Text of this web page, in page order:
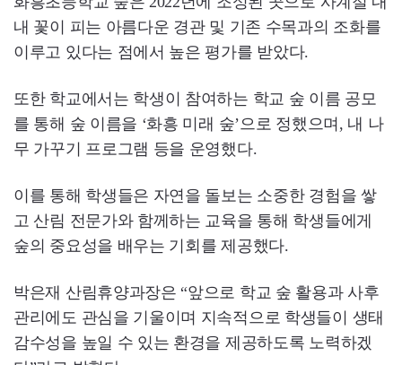
내 꽃이 피는 아름다운 경관 및 기존 수목과의 조화를
이루고 있다는 점에서 높은 평가를 받았다.
또한 학교에서는 학생이 참여하는 학교 숲 이름 공모
를 통해 숲 이름을 ‘화흥 미래 숲’으로 정했으며, 내 나
무 가꾸기 프로그램 등을 운영했다.
이를 통해 학생들은 자연을 돌보는 소중한 경험을 쌓
고 산림 전문가와 함께하는 교육을 통해 학생들에게
숲의 중요성을 배우는 기회를 제공했다.
박은재 산림휴양과장은 “앞으로 학교 숲 활용과 사후
관리에도 관심을 기울이며 지속적으로 학생들이 생태
감수성을 높일 수 있는 환경을 제공하도록 노력하겠